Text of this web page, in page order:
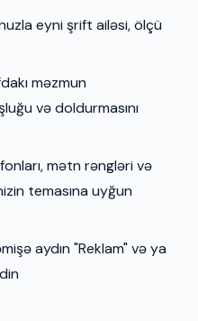
eyni şrift ailəsi, ölçü
məzmun
və doldurmasını
mətn rəngləri və
temasına uyğun
aydın "Reklam" və ya